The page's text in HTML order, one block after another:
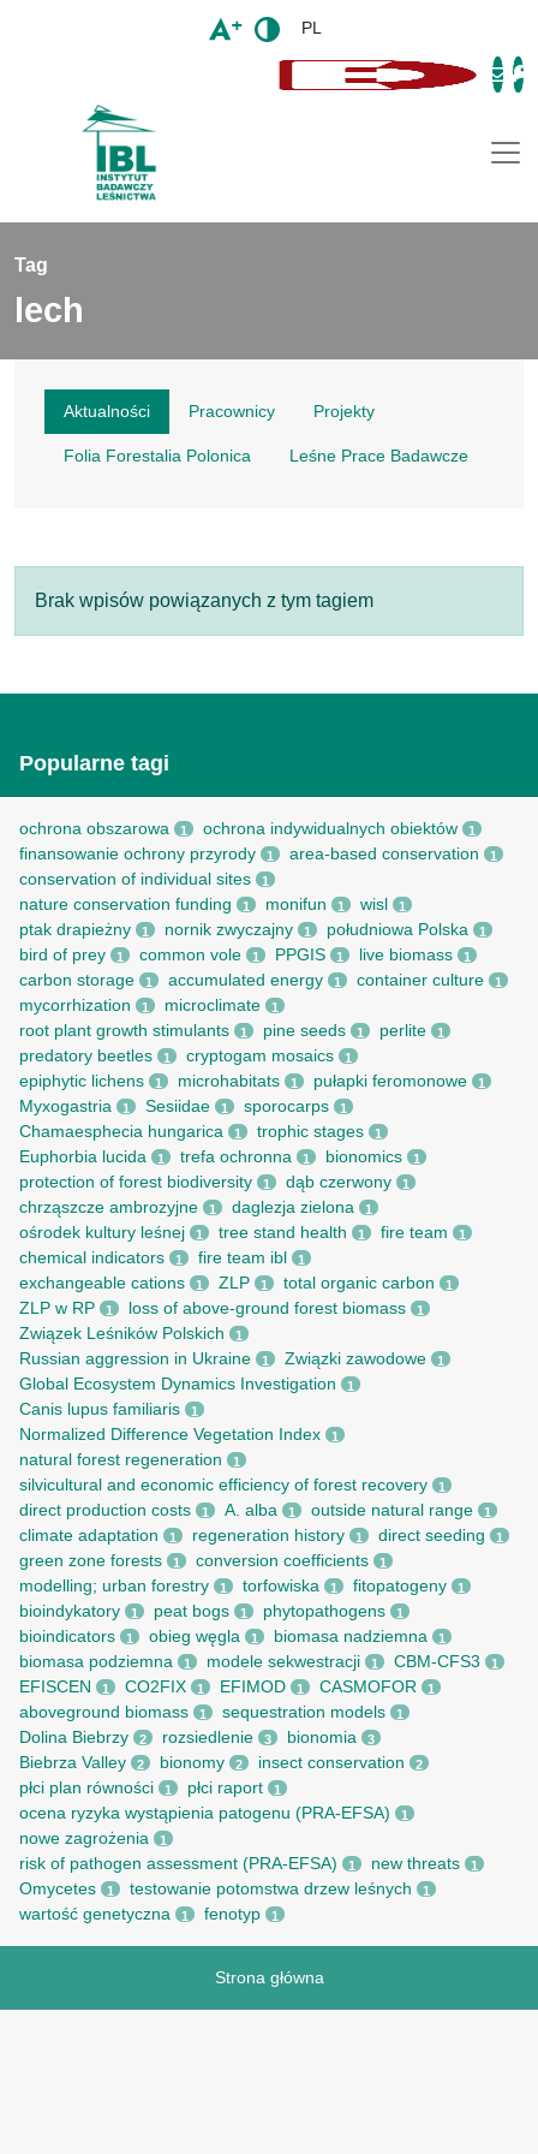
PL
Tag
lech
Aktualności Pracownicy Projekty
Folia Forestalia Polonica Leśne Prace Badawcze
Brak wpisów powiązanych z tym tagiem
Popularne tagi
ochrona obszarowa 1 ochrona indywidualnych obiektów 1
finansowanie ochrony przyrody 1 area-based conservation 1
conservation of individual sites 1
nature conservation funding 1 monifun 1 wisl 1
ptak drapieżny 1 nornik zwyczajny 1 południowa Polska 1
bird of prey 1 common vole 1 PPGIS 1 live biomass 1
carbon storage 1 accumulated energy 1 container culture 1
mycorrhization 1 microclimate 1
root рlant growth stimulants 1 pine seeds 1 perlite 1
predatory beetles 1 cryptogam mosaics 1
epiphytic lichens 1 microhabitats 1 pułapki feromonowe 1
Myxogastria 1 Sesiidae 1 sporocarps 1
Chamaesphecia hungarica 1 trophic stages 1
Euphorbia lucida 1 trefa ochronna 1 bionomics 1
protection of forest biodiversity 1 dąb czerwony 1
chrząszcze ambrozyjne 1 daglezja zielona 1
ośrodek kultury leśnej 1 tree stand health 1 fire team 1
chemical indicators 1 fire team ibl 1
exchangeable cations 1 ZLP 1 total organic carbon 1
ZLP w RP 1 loss of above-ground forest biomass 1
Związek Leśników Polskich 1
Russian aggression in Ukraine 1 Związki zawodowe 1
Global Ecosystem Dynamics Investigation 1
Canis lupus familiaris 1
Normalized Difference Vegetation Index 1
natural forest regeneration 1
silvicultural and economic efficiency of forest recovery 1
direct production costs 1 A. alba 1 outside natural range 1
climate adaptation 1 regeneration history 1 direct seeding 1
green zone forests 1 conversion coefficients 1
modelling; urban forestry 1 torfowiska 1 fitopatogeny 1
bioindykatory 1 peat bogs 1 phytopathogens 1
bioindicators 1 obieg węgla 1 biomasa nadziemna 1
biomasa podziemna 1 modele sekwestracji 1 CBM-CFS3 1
EFISCEN 1 CO2FIX 1 EFIMOD 1 CASMOFOR 1
aboveground biomass 1 sequestration models 1
Dolina Biebrzy 2 rozsiedlenie 3 bionomia 3
Biebrza Valley 2 bionomy 2 insect conservation 2
płci plan równości 1 płci raport 1
ocena ryzyka wystąpienia patogenu (PRA-EFSA) 1
nowe zagrożenia 1
risk of pathogen assessment (PRA-EFSA) 1 new threats 1
Omycetes 1 testowanie potomstwa drzew leśnych 1
wartość genetyczna 1 fenotyp 1
Strona główna